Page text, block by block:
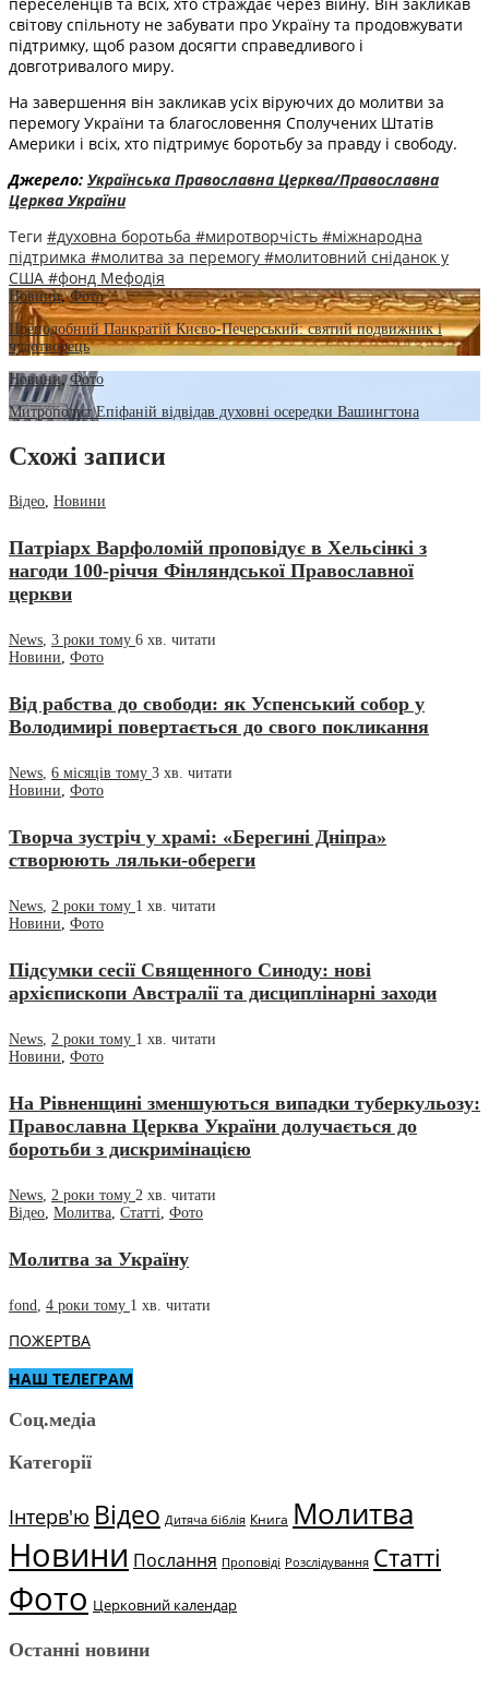
світову спільноту не забувати про Україну та продовжувати
підтримку, щоб разом досягти справедливого і
довготривалого миру.
На завершення він закликав усіх віруючих до молитви за
перемогу України та благословення Сполучених Штатів
Америки і всіх, хто підтримує боротьбу за правду і свободу.
Джерело: Українська Православна Церква/Православна
Церква України
Теги #духовна боротьба #миротворчість #міжнародна
підтримка #молитва за перемогу #молитовний сніданок у
США #фонд Мефодія
Новини,Фото
Преподобний Панкратій Києво-Печерський: святий подвижник і
чудотворець
Новини,Фото
Митрополит Епіфаній відвідав духовні осередки Вашингтона
Схожі записи
Відео, Новини
Патріарх Варфоломій проповідує в Хельсінкі з
нагоди 100-річчя Фінляндської Православної
церкви
News, 3 роки тому 6 хв. читати
Новини, Фото
Від рабства до свободи: як Успенський собор у
Володимирі повертається до свого покликання
News, 6 місяців тому 3 хв. читати
Новини, Фото
Творча зустріч у храмі: «Берегині Дніпра»
створюють ляльки-обереги
News, 2 роки тому 1 хв. читати
Новини, Фото
Підсумки сесії Священного Синоду: нові
архієпископи Австралії та дисциплінарні заходи
News 2 роки тому 1 хв. читати
Новини Фото
На Рівненщині зменшуються випадки туберкульозу:
Православна Церква України долучається до
боротьби з дискримінацією
News 2 роки тому 2 хв. читати
Відео Молитва Статті Фото
Молитва за Україну
fond 4 роки тому 1 хв. читати
ПОЖЕРТВА
НАШ ТЕЛЕГРАМ
Соц.медіа
Категорії
Інтерв'ю Відео Дитяча біблія Книга Молитва
Новини Послання Проповіді Розслідування Статті
Фото Церковний календар
Останні новини